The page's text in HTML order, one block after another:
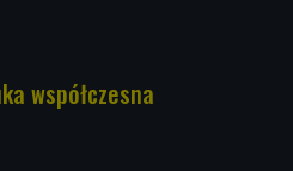
współczesna